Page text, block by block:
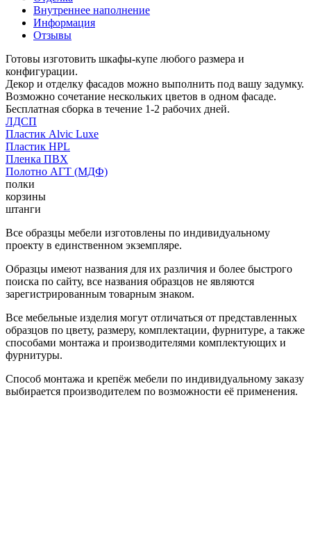
Внутреннее наполнение
Информация
Отзывы
Готовы изготовить шкафы-купе любого размера и
конфигурации.
Декор и отделку фасадов можно выполнить под вашу задумку.
Возможно сочетание нескольких цветов в одном фасаде.
Бесплатная сборка в течение 1-2 рабочих дней.
ЛДСП
Пластик Alvic Luxe
Пластик HPL
Пленка ПВХ
Полотно АГТ (МДФ)
полки
корзины
штанги
Все образцы мебели изготовлены по индивидуальному
проекту в единственном экземпляре.
Образцы имеют названия для их различия и более быстрого
поиска по сайту, все названия образцов не являются
зарегистрированным товарным знаком.
Все мебельные изделия могут отличаться от представленных
образцов по цвету, размеру, комплектации, фурнитуре, а также
способами монтажа и производителями комплектующих и
фурнитуры.
Способ монтажа и крепёж мебели по индивидуальному заказу
выбирается производителем по возможности её применения.